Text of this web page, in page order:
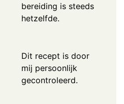
bereiding is steeds
hetzelfde.
Dit recept is door
mij persoonlijk
gecontroleerd.